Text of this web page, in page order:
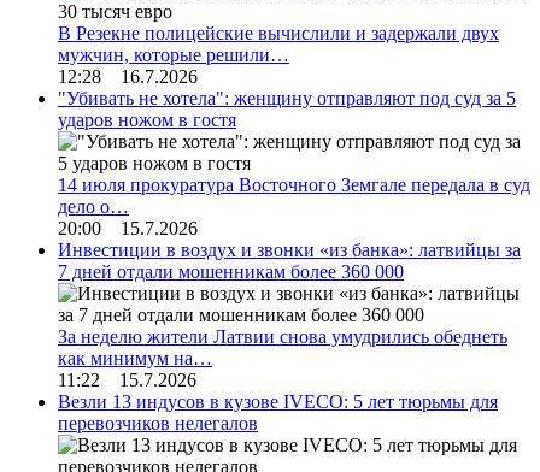
В Резекне полицейские вычислили и задержали двух
мужчин, которые решили…
12:28 16.7.2026
"Убивать не хотела": женщину отправляют под суд за 5
ударов ножом в гостя
14 июля прокуратура Восточного Земгале передала в суд
дело о…
20:00 15.7.2026
Инвестиции в воздух и звонки «из банка»: латвийцы за
7 дней отдали мошенникам более 360 000
За неделю жители Латвии снова умудрились обеднеть
как минимум на…
11:22 15.7.2026
Везли 13 индусов в кузове IVECO: 5 лет тюрьмы для
перевозчиков нелегалов